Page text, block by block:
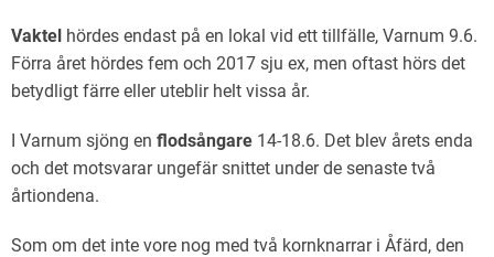
Vaktel hördes endast på en lokal vid ett tillfälle, Varnum 9.6.
Förra året hördes fem och 2017 sju ex, men oftast hörs det
betydligt färre eller uteblir helt vissa år.
I Varnum sjöng en flodsångare 14-18.6. Det blev årets enda
och det motsvarar ungefär snittet under de senaste två
årtiondena.
Som om det inte vore nog med två kornknarrar i Åfärd, den